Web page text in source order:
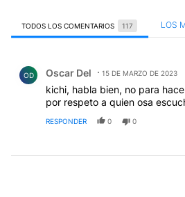
TODOS LOS COMENTARIOS 117 LOS
OD Oscar Del 15 DE MARZO DE 2023
kichi, habla bien, no para
por respeto a quien osa
RESPONDER 0 0